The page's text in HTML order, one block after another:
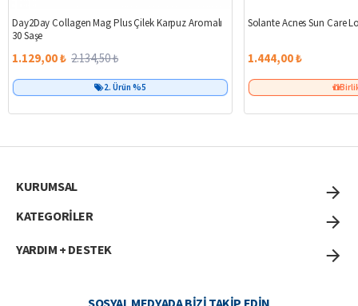
%47
Day2Day Collagen Mag Plus Çilek Karpuz Aromalı
30 Saşe
1.129,00 ₺ 2.134,50 ₺
2. Ürün %5
Solante Acnes Sun Care
1.444,00 ₺
KURUMSAL
KATEGORİLER
YARDIM + DESTEK
SOSYAL MEDYADA BIZI TAKIP EDIN